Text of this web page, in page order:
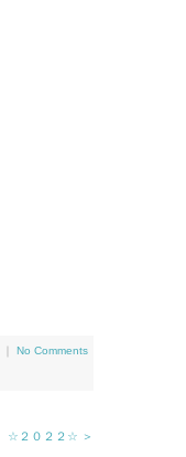
No Comments
☆２０２２☆ ＞